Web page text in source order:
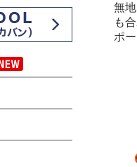
無
も
ポ